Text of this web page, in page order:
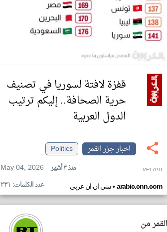
قفزة لافتة لسوريا في تصنيف
حرية الصحافة.. إليكم ترتيب
الدول العربية
اخبار جزر القمر
Politics
May 04, 2026
منذ ٣ أشهر VF17PD
سي ان ان عربي• arabic.cnn.com عدد الكلمات: ٢٣١
من